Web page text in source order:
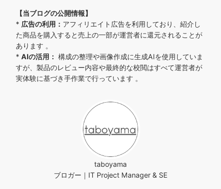
【当ブログの公開情報】
* 広告の利用： アフィリエイト広告を利用しており、紹介し
た商品を購入すると売上の一部が運営者に還元されることが
あります 。
* AIの活用： 構成の整理や画像作成に生成AIを使用していま
すが、製品のレビュー内容や最終的な校閲はすべて運営者が
実体験に基づき手作業で行っています 。
taboyama
ブロガー｜IT Project Manager & SE